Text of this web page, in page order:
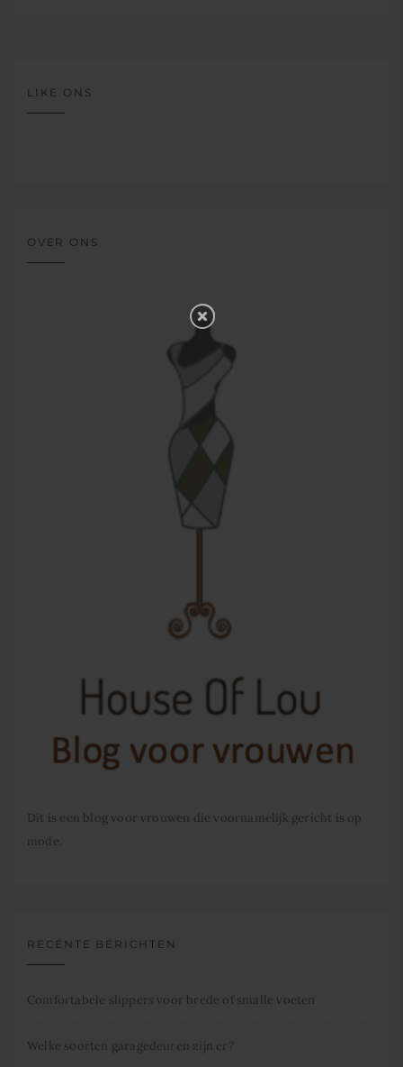
LIKE ONS
OVER ONS
Dit is een blog voor vrouwen die voornamelijk gericht is op
mode.
RECENTE BERICHTEN
Comfortabele slippers voor brede of smalle voeten
Welke soorten garagedeuren zijn er?